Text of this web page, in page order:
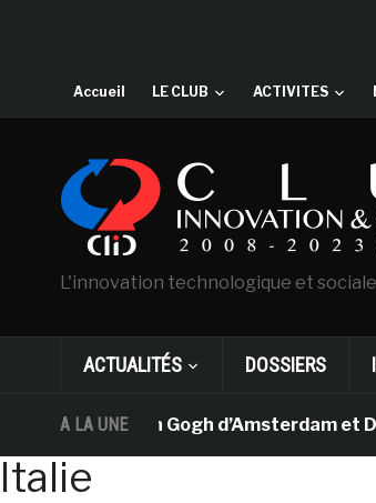
Accueil LE CLUB ACTIVITES
L'innovation technologique et
ACTUALITÉS DOSSIERS
A LA UNE
musée Van Gogh d’Amsterdam et DHL
Italie